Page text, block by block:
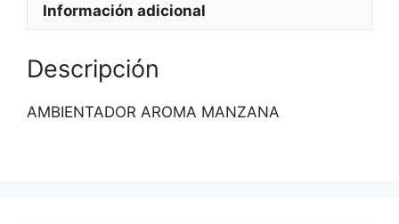
Información adicional
Descripción
AMBIENTADOR AROMA MANZANA